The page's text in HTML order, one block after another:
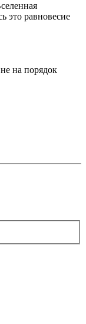
это равновесие
на порядок